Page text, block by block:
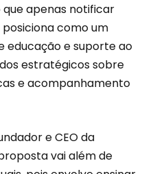
que apenas notificar
como um
educação e suporte ao
estratégicos sobre
e acompanhamento
e CEO da
vai além de